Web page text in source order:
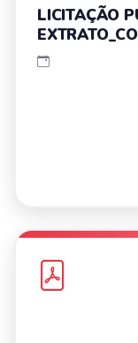
LICITAÇÃO